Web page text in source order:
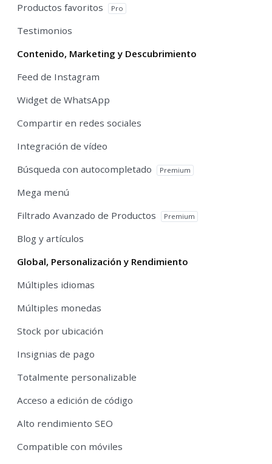
Productos favoritos
Pro
Testimonios
Contenido, Marketing y Descubrimiento
Feed de Instagram
Widget de WhatsApp
Compartir en redes sociales
Integración de vídeo
Búsqueda con autocompletado
Premium
Mega menú
Filtrado Avanzado de Productos
Premium
Blog y artículos
Global, Personalización y Rendimiento
Múltiples idiomas
Múltiples monedas
Stock por ubicación
Insignias de pago
Totalmente personalizable
Acceso a edición de código
Alto rendimiento SEO
Compatible con móviles